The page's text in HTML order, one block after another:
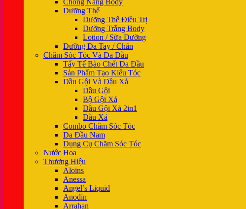
Chống Nắng Body
Dưỡng Thể
Dưỡng Thể Điều Trị
Dưỡng Trắng Body
Lotion / Sữa Dưỡng
Dưỡng Da Tay / Chân
Chăm Sóc Tóc Và Da Đầu
Tẩy Tế Bào Chết Da Đầu
Sản Phẩm Tạo Kiểu Tóc
Dầu Gội Và Dầu Xả
Dầu Gội
Bộ Gội Xả
Dầu Gội Xả 2in1
Dầu Xả
Combo Chăm Sóc Tóc
Da Đầu Nam
Dụng Cụ Chăm Sóc Tóc
Nước Hoa
Thương Hiệu
Aloins
Anessa
Angel’s Liquid
Anodin
Arrahan